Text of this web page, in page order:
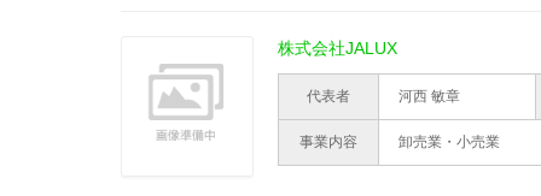
株式会社JALUX
代表者 河西 敏章
事業内容 卸売業・小売業